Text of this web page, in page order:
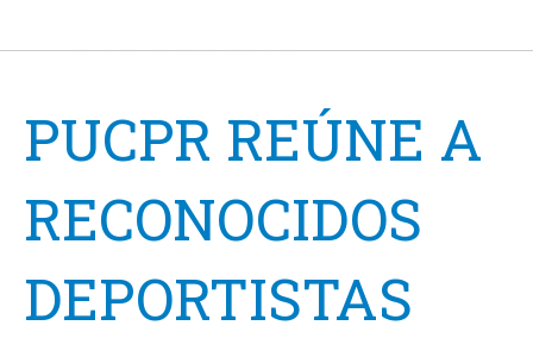
PUCPR REÚNE A
RECONOCIDOS
DEPORTISTAS